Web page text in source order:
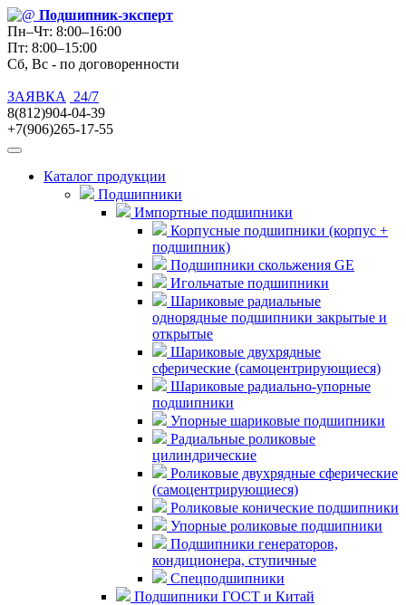
Подшипник-эксперт
Пн–Чт: 8:00–16:00
Пт: 8:00–15:00
Сб, Вс - по договоренности
ЗАЯВКА
24/7
8(812)904-04-39
+7(906)265-17-55
Каталог продукции
Подшипники
Импортные подшипники
Корпусные подшипники (корпус +
подшипник)
Подшипники скольжения GE
Игольчатые подшипники
Шариковые радиальные
однорядные подшипники закрытые и
открытые
Шариковые двухрядные
сферические (самоцентрирующиеся)
Шариковые радиально-упорные
подшипники
Упорные шариковые подшипники
Радиальные роликовые
цилиндрические
Роликовые двухрядные сферические
(самоцентрирующиеся)
Роликовые конические подшипники
Упорные роликовые подшипники
Подшипники генераторов,
кондиционера, ступичные
Спецподшипники
Подшипники ГОСТ и Китай